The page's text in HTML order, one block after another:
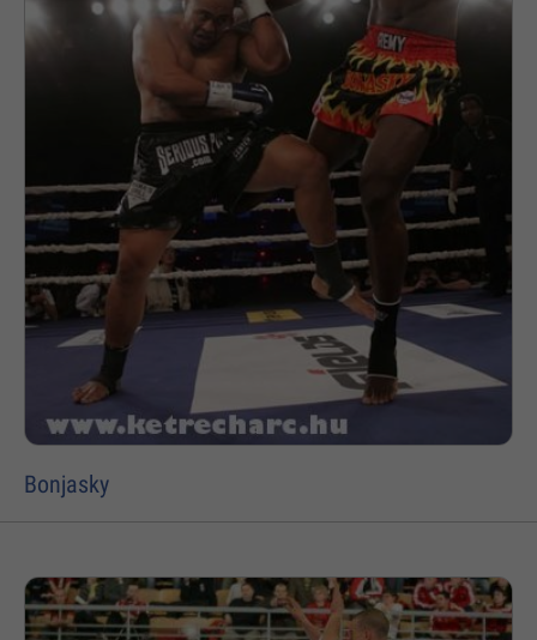
Bonjasky